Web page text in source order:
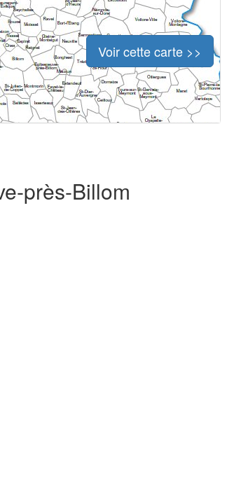
Voir cette carte >>
près-Billom